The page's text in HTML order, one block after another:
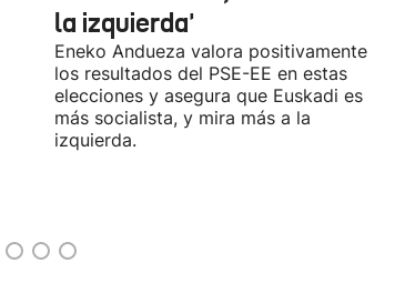
la izquierda'
Eneko Andueza valora positivamente
los resultados del PSE-EE en estas
elecciones y asegura que Euskadi es
más socialista, y mira más a la
izquierda.